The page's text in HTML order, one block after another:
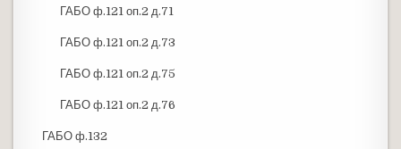
ГАБО ф.121 оп.2 д.71
ГАБО ф.121 оп.2 д.73
ГАБО ф.121 оп.2 д.75
ГАБО ф.121 оп.2 д.76
ГАБО ф.132